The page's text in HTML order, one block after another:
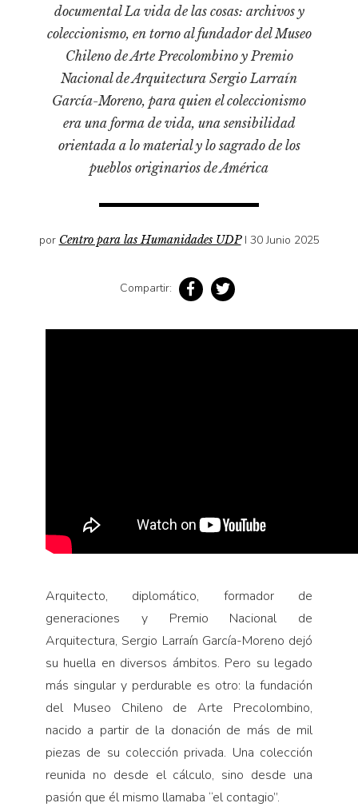
Libros usados
Literatura
Narrativas visuales
Pensamiento
Pensamiento ilustrado
Vidas paralelas
documental La vida de las cosas: archivos y
coleccionismo, en torno al fundador del Museo
Chileno de Arte Precolombino y Premio
Nacional de Arquitectura Sergio Larraín
García-Moreno, para quien el coleccionismo
era una forma de vida, una sensibilidad
orientada a lo material y lo sagrado de los
pueblos originarios de América
por Centro para las Humanidades UDP I 30 Junio 2025
Compartir:
Arquitecto, diplomático, formador de
generaciones y Premio Nacional de
Arquitectura, Sergio Larraín García-Moreno dejó
su huella en diversos ámbitos. Pero su legado
más singular y perdurable es otro: la fundación
del Museo Chileno de Arte Precolombino,
nacido a partir de la donación de más de mil
piezas de su colección privada. Una colección
reunida no desde el cálculo, sino desde una
pasión que él mismo llamaba “el contagio”.